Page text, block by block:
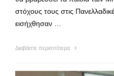
στόχους τους στις
εισήχθησαν …
Διαβάστε περισσότερα